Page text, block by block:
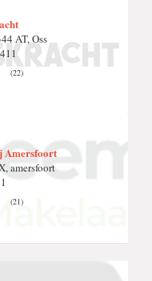
AT, Oss
(22)
Amersfoort
amersfoort
(21)